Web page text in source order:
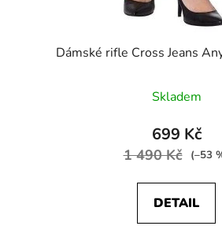
Dámské rifle Cross Jeans
Skladem
699 Kč
1 490 Kč (–53
DETAIL